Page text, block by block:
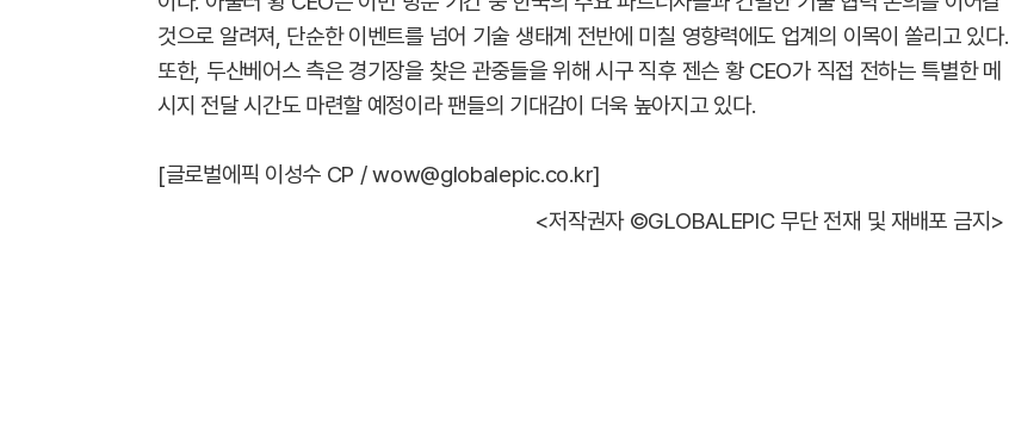
것으로 알려져, 단순한 이벤트를 넘어 기술 생태계 전반에 미칠 영향력에도 업계의 이목이 쏠리고 있다.
또한, 두산베어스 측은 경기장을 찾은 관중들을 위해 시구 직후 젠슨 황 CEO가 직접 전하는 특별한 메
시지 전달 시간도 마련할 예정이라 팬들의 기대감이 더욱 높아지고 있다.
[글로벌에픽 이성수 CP / wow@globalepic.co.kr]
<저작권자 ©GLOBALEPIC 무단 전재 및 재배포 금지>